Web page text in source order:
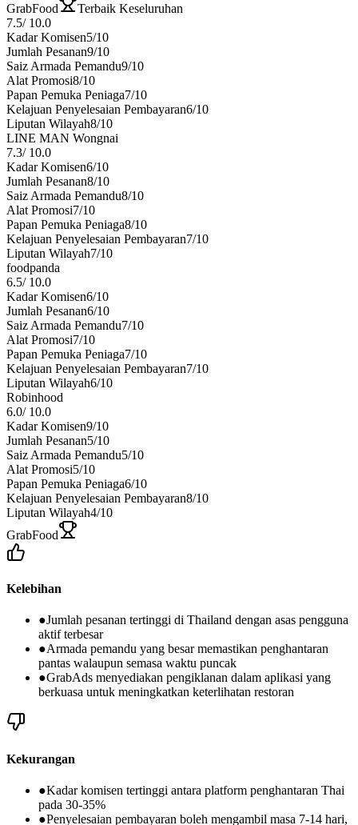
GrabFood
Terbaik Keseluruhan
7.5/ 10.0
Kadar Komisen5/10
Jumlah Pesanan9/10
Saiz Armada Pemandu9/10
Alat Promosi8/10
Papan Pemuka Peniaga7/10
Kelajuan Penyelesaian Pembayaran6/10
Liputan Wilayah8/10
LINE MAN Wongnai
7.3/ 10.0
Kadar Komisen6/10
Jumlah Pesanan8/10
Saiz Armada Pemandu8/10
Alat Promosi7/10
Papan Pemuka Peniaga8/10
Kelajuan Penyelesaian Pembayaran7/10
Liputan Wilayah7/10
foodpanda
6.5/ 10.0
Kadar Komisen6/10
Jumlah Pesanan6/10
Saiz Armada Pemandu7/10
Alat Promosi7/10
Papan Pemuka Peniaga7/10
Kelajuan Penyelesaian Pembayaran7/10
Liputan Wilayah6/10
Robinhood
6.0/ 10.0
Kadar Komisen9/10
Jumlah Pesanan5/10
Saiz Armada Pemandu5/10
Alat Promosi5/10
Papan Pemuka Peniaga6/10
Kelajuan Penyelesaian Pembayaran8/10
Liputan Wilayah4/10
GrabFood
Kelebihan
●Jumlah pesanan tertinggi di Thailand dengan asas pengguna
aktif terbesar
●Armada pemandu yang besar memastikan penghantaran
pantas walaupun semasa waktu puncak
●GrabAds menyediakan pengiklanan dalam aplikasi yang
berkuasa untuk meningkatkan keterlihatan restoran
Kekurangan
●Kadar komisen tertinggi antara platform penghantaran Thai
pada 30-35%
●Penyelesaian pembayaran boleh mengambil masa 7-14 hari,